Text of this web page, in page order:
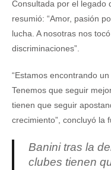
Consultada por el legado
resumió: “Amor, pasión
lucha. A nosotras nos
discriminaciones”.
“Estamos encontrando
Tenemos que seguir
tienen que seguir
crecimiento”, concluyó la
Banini tras la
clubes tienen